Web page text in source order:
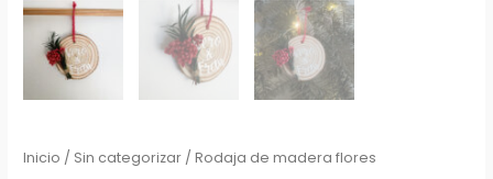
Inicio / Sin categorizar / Rodaja de madera flores